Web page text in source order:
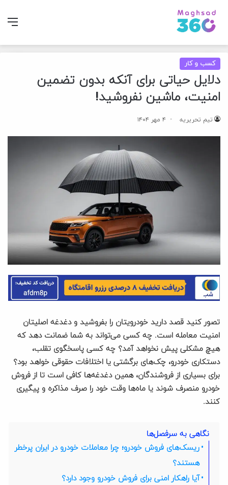
کسب و کار
دلایل حیاتی برای آنکه بدون تضمین
امنیت، ماشین نفروشید!
تیم تحریریه ۴ مهر ۱۴۰۴
تصور کنید قصد دارید خودرویتان را بفروشید و دغدغه اصلیتان
امنیت معامله است. چه کسی می‌تواند به شما ضمانت دهد که
هیچ مشکلی پیش نخواهد آمد؟ چه کسی پاسخگوی تقلب،
دستکاری خودرو، چک‌های برگشتی یا اختلافات حقوقی خواهد بود؟
برای بسیاری از فروشندگان، همین دغدغه‌ها کافی است تا از فروش
خودرو منصرف شوند یا ماه‌ها وقت خود را صرف مذاکره و پیگیری
کنند.
نگاهی به سرفصل‌ها
ریسک‌های فروش خودرو؛ چرا معاملات خودرو در ایران پرخطر
هستند؟
آیا راهکار امنی برای فروش خودرو وجود دارد؟